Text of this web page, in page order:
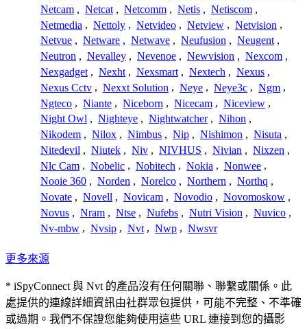
Netcam , Netcat , Netcomm , Netis , Netiscom ,
Netmedia , Nettoly , Netvideo , Netview , Netvision ,
Netvue , Netware , Netwave , Neufusion , Neugent ,
Neutron , Nevalley , Nevenoe , Newvision , Nexcom ,
Nexgadget , Nexht , Nexsmart , Nextech , Nexus ,
Nexus Cctv , Nexxt Solution , Neye , Neye3c , Ngm ,
Ngteco , Niante , Niceborn , Nicecam , Niceview ,
Night Owl , Nighteye , Nightwatcher , Nihon ,
Nikodem , Nilox , Nimbus , Nip , Nishimon , Nisuta ,
Nitedevil , Niutek , Niv , NIVHUS , Nivian , Nixzen ,
Nlc Cam , Nobelic , Nobitech , Nokia , Nonwee ,
Nooie 360 , Norden , Norelco , Northern , Northq ,
Novate , Novell , Novicam , Novodio , Novomoskow ,
Novus , Nram , Ntse , Nufebs , Nutri Vision , Nuvico ,
Nv-mbw , Nvsip , Nvt , Nwp , Nwsvr
更多來源
* iSpyConnect 與 Nvt 的產品沒有任何關聯、聯繫或關係。此
處提供的連線詳細資訊由社群眾包提供，可能不完整、不準確
或過期。我們不保證您能夠使用這些 URL 連接到您的攝影